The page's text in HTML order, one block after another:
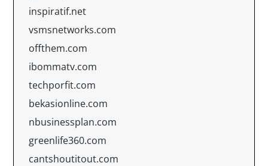
inspiratif.net
vsmsnetworks.com
offthem.com
ibommatv.com
techporfit.com
bekasionline.com
nbusinessplan.com
greenlife360.com
cantshoutitout.com